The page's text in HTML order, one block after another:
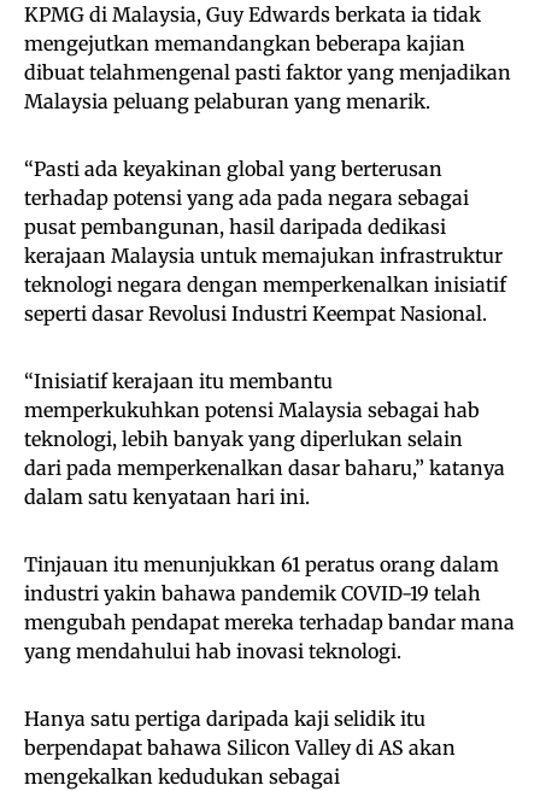
KPMG di Malaysia, Guy Edwards berkata ia tidak
mengejutkan memandangkan beberapa kajian
dibuat telahmengenal pasti faktor yang menjadikan
Malaysia peluang pelaburan yang menarik.
“Pasti ada keyakinan global yang berterusan
terhadap potensi yang ada pada negara sebagai
pusat pembangunan, hasil daripada dedikasi
kerajaan Malaysia untuk memajukan infrastruktur
teknologi negara dengan memperkenalkan inisiatif
seperti dasar Revolusi Industri Keempat Nasional.
“Inisiatif kerajaan itu membantu
memperkukuhkan potensi Malaysia sebagai hab
teknologi, lebih banyak yang diperlukan selain
dari pada memperkenalkan dasar baharu,” katanya
dalam satu kenyataan hari ini.
Tinjauan itu menunjukkan 61 peratus orang dalam
industri yakin bahawa pandemik COVID-19 telah
mengubah pendapat mereka terhadap bandar mana
yang mendahului hab inovasi teknologi.
Hanya satu pertiga daripada kaji selidik itu
berpendapat bahawa Silicon Valley di AS akan
mengekalkan kedudukan sebagai